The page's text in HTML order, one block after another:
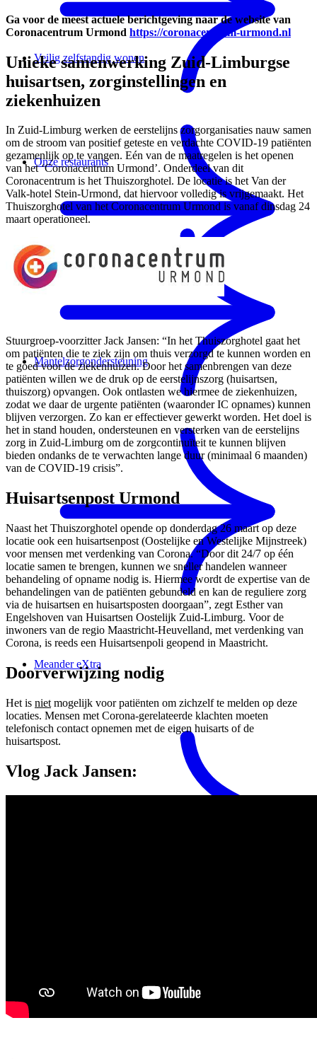
Veilig zelfstandig wonen
Mantelzorgondersteuning
Meander eXtra
Onze restaurants
Ga voor de meest actuele berichtgeving naar de website van
Coronacentrum Urmond https://coronacentrum-urmond.nl
Unieke samenwerking Zuid-Limburgse
huisartsen, zorginstellingen en
ziekenhuizen
In Zuid-Limburg werken de eerstelijns zorgorganisaties nauw samen
om de stroom van positief geteste en verdachte COVID-19 patiënten
gezamenlijk op te vangen. Eén van de maatregelen is het openen
van het ‘Coronacentrum Urmond’. Onderdeel van dit
Coronacentrum is het Thuiszorghotel. De locatie is het Van der
Valk-hotel Stein-Urmond, dat hiervoor volledig is vrijgemaakt. Het
Thuiszorghotel van het Coronacentrum Urmond is vanaf dinsdag 24
maart operationeel.
Stuurgroep-voorzitter Jack Jansen: “In het Thuiszorghotel gaat het
om patiënten die te ziek zijn om thuis verzorgd te kunnen worden en
te goed voor de ziekenhuizen. Door het samenbrengen van deze
patiënten willen we de druk op de eerstelijnszorg (huisartsen,
thuiszorg) opvangen. Ook ontlasten we hiermee de ziekenhuizen,
zodat we daar de urgente patiënten (waaronder IC opnames) kunnen
blijven verzorgen. Zo kan er effectiever gewerkt worden. Het doel is
het in stand houden, ondersteunen en versterken van de eerstelijns
zorg in Zuid-Limburg om de zorgcontinuïteit te kunnen blijven
bieden ondanks de te verwachten lange duur (minimaal 6 maanden)
van de COVID-19 crisis”.
Huisartsenpost Urmond
Naast het Thuiszorghotel opende op donderdag 26 maart op deze
locatie ook een huisartsenpost (Oostelijke en Westelijke Mijnstreek)
voor mensen met verdenking van Corona. “Door dit 24/7 op één
locatie samen te brengen, kunnen we sneller handelen wanneer
behandeling of opname nodig is. Hiermee wordt de expertise van de
behandelingen van de patiënten gebundeld en kan de reguliere zorg
via de huisartsen en huisartsposten doorgaan”, zegt Esther van
Engelshoven van Huisartsen Oostelijk Zuid-Limburg. Voor de
inwoners van de regio Maastricht-Heuvelland, met verdenking van
Corona, is reeds een Huisartsenpoli geopend in Maastricht.
Doorverwijzing nodig
Het is niet mogelijk voor patiënten om zichzelf te melden op deze
locaties. Mensen met Corona-gerelateerde klachten moeten
telefonisch contact opnemen met de eigen huisarts of de
huisartspost.
Vlog Jack Jansen: